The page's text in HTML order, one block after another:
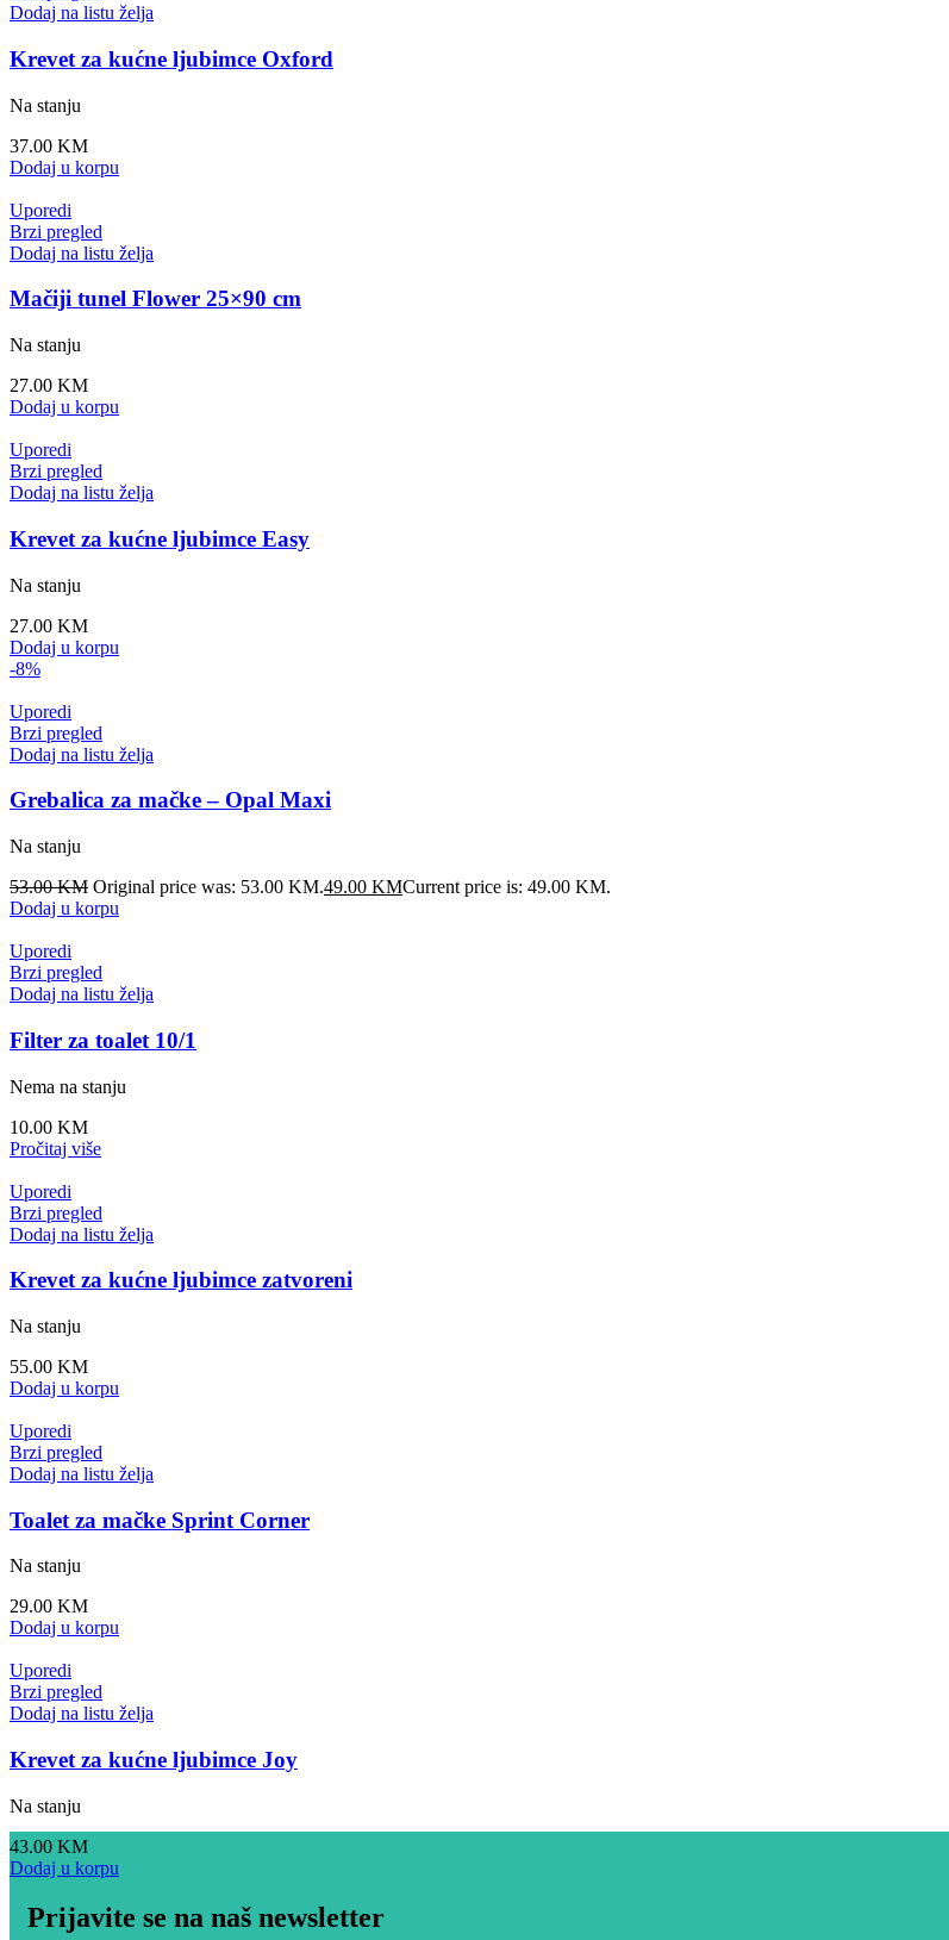
Dodaj na listu želja
Krevet za kućne ljubimce Oxford
Na stanju
37.00 KM
Dodaj u korpu
Uporedi
Brzi pregled
Dodaj na listu želja
Mačiji tunel Flower 25×90 cm
Na stanju
27.00 KM
Dodaj u korpu
Uporedi
Brzi pregled
Dodaj na listu želja
Krevet za kućne ljubimce Easy
Na stanju
27.00 KM
Dodaj u korpu
-8%
Uporedi
Brzi pregled
Dodaj na listu želja
Grebalica za mačke – Opal Maxi
Na stanju
53.00KM Original price was: 53.00 KM.49.00 KMCurrent price is: 49.00 KM.
Dodaj u korpu
Uporedi
Brzi pregled
Dodaj na listu želja
Filter za toalet 10/1
Nema na stanju
10.00 KM
Pročitaj više
Uporedi
Brzi pregled
Dodaj na listu želja
Krevet za kućne ljubimce zatvoreni
Na stanju
55.00 KM
Dodaj u korpu
Uporedi
Brzi pregled
Dodaj na listu želja
Toalet za mačke Sprint Corner
Na stanju
29.00 KM
Dodaj u korpu
Uporedi
Brzi pregled
Dodaj na listu želja
Krevet za kućne ljubimce Joy
Na stanju
43.00 KM
Dodaj u korpu
Prijavite se na naš newsletter